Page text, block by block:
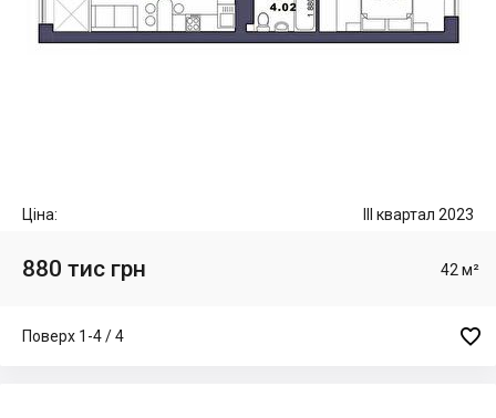
Ціна: III квартал 2023
880 тис грн 42 м²
Поверх 1-4 / 4 